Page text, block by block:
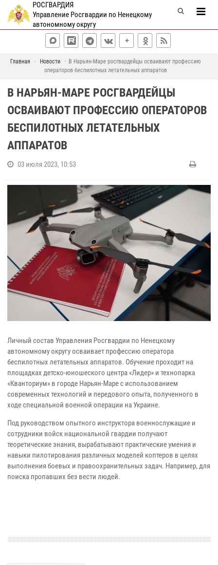
РОСГВАРДИЯ
Управление Росгвардии по Ненецкому
автономному округу
Главная Новости
В Нарьян-Маре росгвардейцы осваивают профессию
операторов беспилотных летательных аппаратов
В НАРЬЯН-МАРЕ РОСГВАРДЕЙЦЫ
ОСВАИВАЮТ ПРОФЕССИЮ ОПЕРАТОРОВ
БЕСПИЛОТНЫХ ЛЕТАТЕЛЬНЫХ
АППАРАТОВ
03 июля 2023, 10:53
Личный состав Управления Росгвардии по Ненецкому
автономному округу осваивает профессию оператора
беспилотных летательных аппаратов. Обучение проходит на
площадках детско-юношеского центра «Лидер» и технопарка
«Кванториум» в городе Нарьян-Маре с использованием
современных технологий и передового опыта, полученного в
ходе специальной военной операции на Украине.
Под руководством опытного инструктора военнослужащие и
сотрудники войск национальной гвардии получают
теоретические знания, вырабатывают практические умения и
навыки пилотирования различных моделей коптеров в целях
выполнения боевых и правоохранительных задач. Например, для
поиска пропавших без вести людей.